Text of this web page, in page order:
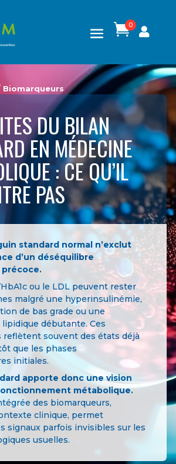
0

Biomarqueurs
DU BILAN
EN MÉDECINE
: CE QU’IL
PAS
standard normal n’exclut
d’un déséquilibre
ou le LDL peuvent rester
malgré une hyperinsulinémie,
de bas grade ou une
débutante. Ces
reflètent souvent des états déjà
que les phases
initiales.
apporte donc une vision
métabolique.
des biomarqueurs,
clinique, permet
signaux parfois invisibles sur les
usuelles.